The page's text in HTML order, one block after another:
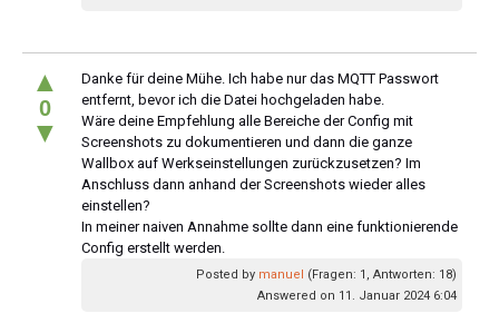
▲
0
▼
Danke für deine Mühe. Ich habe nur das MQTT Passwort
entfernt, bevor ich die Datei hochgeladen habe.
Wäre deine Empfehlung alle Bereiche der Config mit
Screenshots zu dokumentieren und dann die ganze
Wallbox auf Werkseinstellungen zurückzusetzen? Im
Anschluss dann anhand der Screenshots wieder alles
einstellen?
In meiner naiven Annahme sollte dann eine funktionierende
Config erstellt werden.
Posted by manuel (Fragen: 1, Antworten: 18)
Answered on 11. Januar 2024 6:04